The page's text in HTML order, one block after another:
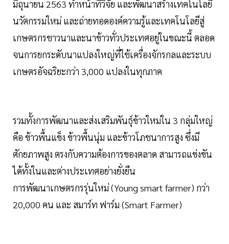
มิถุนายน 2563 ทำหน้าที่วิจัย และพัฒนาสร้างเทคโนโลยี
นวัตกรรมใหม่ และถ่ายทอดองค์ความรู้และเทคโนโลยีสู่
เกษตรกรชาวนาและนาข้าวทั่วประเทศอยู่ในขณะนี้ ตลอด
จนการยกระดับนาแปลงใหญ่ที่ใช้เครื่องจักรกลและระบบ
เกษตรอัจฉริยะกว่า 3,000 แปลงในทุกภาค
รวมทั้งการพัฒนาและส่งเสริมพันธุ์ข้าวใหม่ใน 3 กลุ่มใหญ่
คือ ข้าวพื้นแข็ง ข้าวพื้นนุ่ม และข้าวโภชนาการสูง ซึ่งมี
ศักยภาพสูง ตรงกับความต้องการของตลาด สามารถแข่งขัน
ได้ทั้งในและต่างประเทศอย่างยั่งยืน
การพัฒนาเกษตรกรรุ่นใหม่ (Young smart farmer) กว่า
20,000 คน และ สมาร์ท ฟาร์ม (Smart Farmer)